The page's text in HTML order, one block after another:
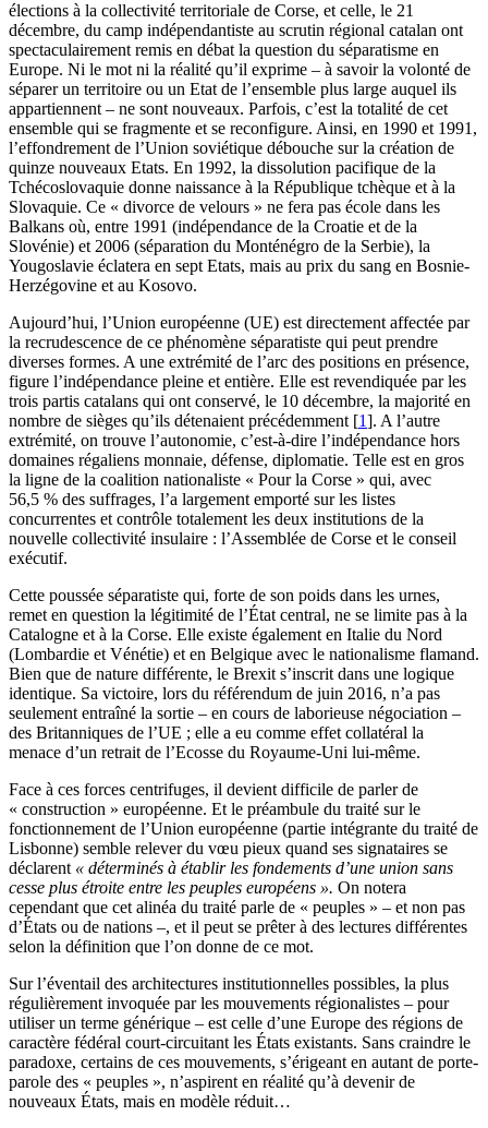
élections à la collectivité territoriale de Corse, et celle, le 21
décembre, du camp indépendantiste au scrutin régional catalan ont
spectaculairement remis en débat la question du séparatisme en
Europe. Ni le mot ni la réalité qu’il exprime – à savoir la volonté de
séparer un territoire ou un Etat de l’ensemble plus large auquel ils
appartiennent – ne sont nouveaux. Parfois, c’est la totalité de cet
ensemble qui se fragmente et se reconfigure. Ainsi, en 1990 et 1991,
l’effondrement de l’Union soviétique débouche sur la création de
quinze nouveaux Etats. En 1992, la dissolution pacifique de la
Tchécoslovaquie donne naissance à la République tchèque et à la
Slovaquie. Ce « divorce de velours » ne fera pas école dans les
Balkans où, entre 1991 (indépendance de la Croatie et de la
Slovénie) et 2006 (séparation du Monténégro de la Serbie), la
Yougoslavie éclatera en sept Etats, mais au prix du sang en Bosnie-
Herzégovine et au Kosovo.
Aujourd’hui, l’Union européenne (UE) est directement affectée par
la recrudescence de ce phénomène séparatiste qui peut prendre
diverses formes. A une extrémité de l’arc des positions en présence,
figure l’indépendance pleine et entière. Elle est revendiquée par les
trois partis catalans qui ont conservé, le 10 décembre, la majorité en
nombre de sièges qu’ils détenaient précédemment [1]. A l’autre
extrémité, on trouve l’autonomie, c’est-à-dire l’indépendance hors
domaines régaliens monnaie, défense, diplomatie. Telle est en gros
la ligne de la coalition nationaliste « Pour la Corse » qui, avec
56,5 % des suffrages, l’a largement emporté sur les listes
concurrentes et contrôle totalement les deux institutions de la
nouvelle collectivité insulaire : l’Assemblée de Corse et le conseil
exécutif.
Cette poussée séparatiste qui, forte de son poids dans les urnes,
remet en question la légitimité de l’État central, ne se limite pas à la
Catalogne et à la Corse. Elle existe également en Italie du Nord
(Lombardie et Vénétie) et en Belgique avec le nationalisme flamand.
Bien que de nature différente, le Brexit s’inscrit dans une logique
identique. Sa victoire, lors du référendum de juin 2016, n’a pas
seulement entraîné la sortie – en cours de laborieuse négociation –
des Britanniques de l’UE ; elle a eu comme effet collatéral la
menace d’un retrait de l’Ecosse du Royaume-Uni lui-même.
Face à ces forces centrifuges, il devient difficile de parler de
« construction » européenne. Et le préambule du traité sur le
fonctionnement de l’Union européenne (partie intégrante du traité de
Lisbonne) semble relever du vœu pieux quand ses signataires se
déclarent « déterminés à établir les fondements d’une union sans
cesse plus étroite entre les peuples européens ». On notera
cependant que cet alinéa du traité parle de « peuples » – et non pas
d’États ou de nations –, et il peut se prêter à des lectures différentes
selon la définition que l’on donne de ce mot.
Sur l’éventail des architectures institutionnelles possibles, la plus
régulièrement invoquée par les mouvements régionalistes – pour
utiliser un terme générique – est celle d’une Europe des régions de
caractère fédéral court-circuitant les États existants. Sans craindre le
paradoxe, certains de ces mouvements, s’érigeant en autant de porte-
parole des « peuples », n’aspirent en réalité qu’à devenir de
nouveaux États, mais en modèle réduit…